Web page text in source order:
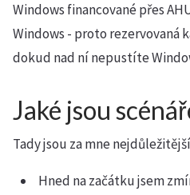
Windows financované přes
Windows - proto rezervovaná
dokud nad ní nepustíte
Jaké jsou
Tady jsou za mne
Hned na začátku jsem